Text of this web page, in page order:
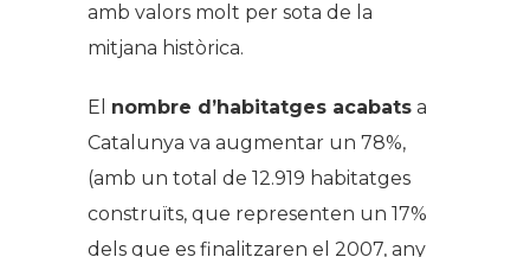
amb valors molt per sota de la
mitjana històrica.
El nombre d’habitatges acabats a
Catalunya va augmentar un 78%,
(amb un total de 12.919 habitatges
construïts, que representen un 17%
dels que es finalitzaren el 2007, any